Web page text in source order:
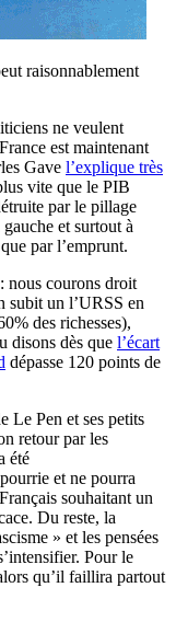
raisonnablement
ne veulent
est maintenant
Gave l’explique très
vite que le PIB
par le pillage
et surtout à
par l’emprunt.
nous courons droit
subit un l’URSS en
des richesses),
disons dès que l’écart
dépasse 120 points de
Le Pen et ses petits
retour par les
été
et ne pourra
souhaitant un
Du reste, la
» et les pensées
Pour le
qu’il faillira partout